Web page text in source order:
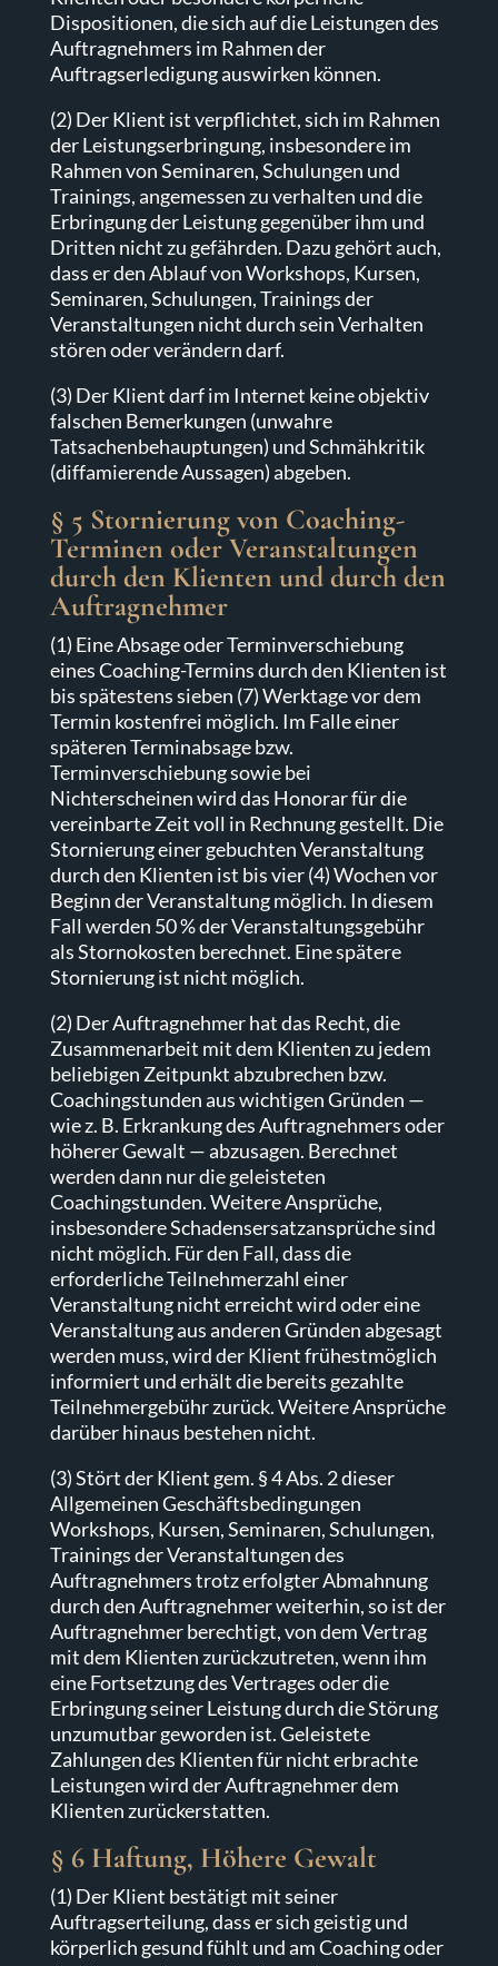
Dispositionen, die sich auf die Leistungen des
Auftragnehmers im Rahmen der
Auftragserledigung auswirken können.
(2) Der Klient ist verpflichtet, sich im Rahmen
der Leistungserbringung, insbesondere im
Rahmen von Seminaren, Schulungen und
Trainings, angemessen zu verhalten und die
Erbringung der Leistung gegenüber ihm und
Dritten nicht zu gefährden. Dazu gehört auch,
dass er den Ablauf von Workshops, Kursen,
Seminaren, Schulungen, Trainings der
Veranstaltungen nicht durch sein Verhalten
stören oder verändern darf.
(3) Der Klient darf im Internet keine objektiv
falschen Bemerkungen (unwahre
Tatsachenbehauptungen) und Schmähkritik
(diffamierende Aussagen) abgeben.
§ 5 Stornierung von Coaching-
Terminen oder Veranstaltungen
durch den Klienten und durch den
Auftragnehmer
(1) Eine Absage oder Terminverschiebung
eines Coaching-Termins durch den Klienten ist
bis spätestens sieben (7) Werktage vor dem
Termin kostenfrei möglich. Im Falle einer
späteren Terminabsage bzw.
Terminverschiebung sowie bei
Nichterscheinen wird das Honorar für die
vereinbarte Zeit voll in Rechnung gestellt. Die
Stornierung einer gebuchten Veranstaltung
durch den Klienten ist bis vier (4) Wochen vor
Beginn der Veranstaltung möglich. In diesem
Fall werden 50 % der Veranstaltungsgebühr
als Stornokosten berechnet. Eine spätere
Stornierung ist nicht möglich.
(2) Der Auftragnehmer hat das Recht, die
Zusammenarbeit mit dem Klienten zu jedem
beliebigen Zeitpunkt abzubrechen bzw.
Coachingstunden aus wichtigen Gründen —
wie z. B. Erkrankung des Auftragnehmers oder
höherer Gewalt — abzusagen. Berechnet
werden dann nur die geleisteten
Coachingstunden. Weitere Ansprüche,
insbesondere Schadensersatzansprüche sind
nicht möglich. Für den Fall, dass die
erforderliche Teilnehmerzahl einer
Veranstaltung nicht erreicht wird oder eine
Veranstaltung aus anderen Gründen abgesagt
werden muss, wird der Klient frühestmöglich
informiert und erhält die bereits gezahlte
Teilnehmergebühr zurück. Weitere Ansprüche
darüber hinaus bestehen nicht.
(3) Stört der Klient gem. § 4 Abs. 2 dieser
Allgemeinen Geschäftsbedingungen
Workshops, Kursen, Seminaren, Schulungen,
Trainings der Veranstaltungen des
Auftragnehmers trotz erfolgter Abmahnung
durch den Auftragnehmer weiterhin, so ist der
Auftragnehmer berechtigt, von dem Vertrag
mit dem Klienten zurückzutreten, wenn ihm
eine Fortsetzung des Vertrages oder die
Erbringung seiner Leistung durch die Störung
unzumutbar geworden ist. Geleistete
Zahlungen des Klienten für nicht erbrachte
Leistungen wird der Auftragnehmer dem
Klienten zurückerstatten.
§ 6 Haftung, Höhere Gewalt
(1) Der Klient bestätigt mit seiner
Auftragserteilung, dass er sich geistig und
körperlich gesund fühlt und am Coaching oder